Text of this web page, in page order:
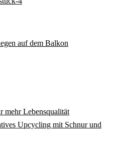
mehr Lebensqualität
Upcycling mit Schnur und